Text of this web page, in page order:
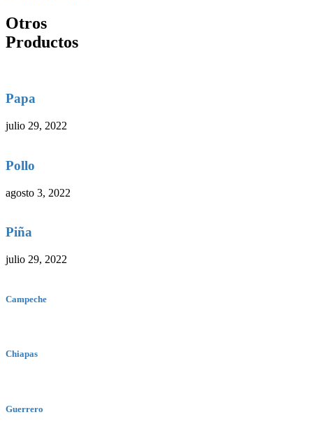
Otros
Productos
Papa
julio 29, 2022
Pollo
agosto 3, 2022
Piña
julio 29, 2022
Campeche
Chiapas
Guerrero